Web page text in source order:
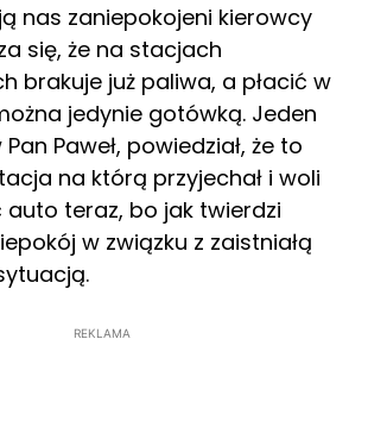
nas zaniepokojeni kierowcy
się, że na stacjach
brakuje już paliwa, a płacić w
jedynie gotówką. Jeden
Paweł, powiedział, że to
na którą przyjechał i woli
teraz, bo jak twierdzi
w związku z zaistniałą
REKLAMA